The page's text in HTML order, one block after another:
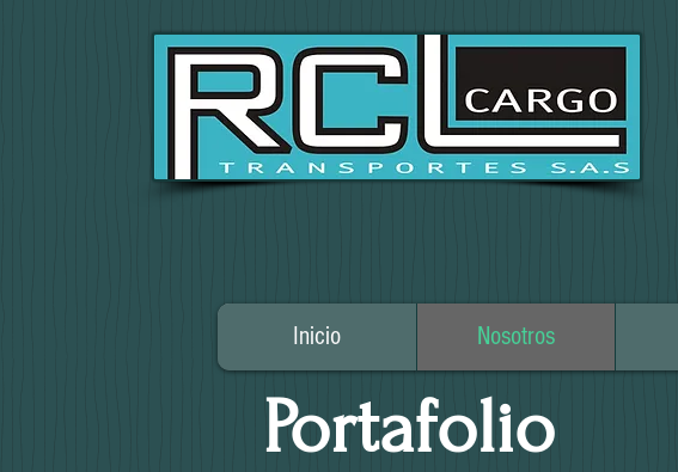
Inicio Nosotros
Portafolio